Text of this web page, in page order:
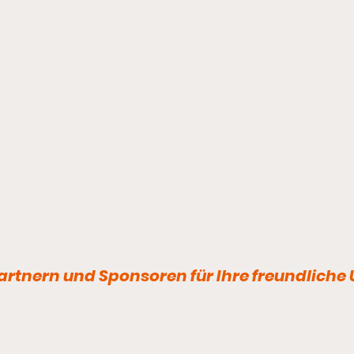
Vorschau/Ergebnis
und Sponsoren für Ihre freundliche